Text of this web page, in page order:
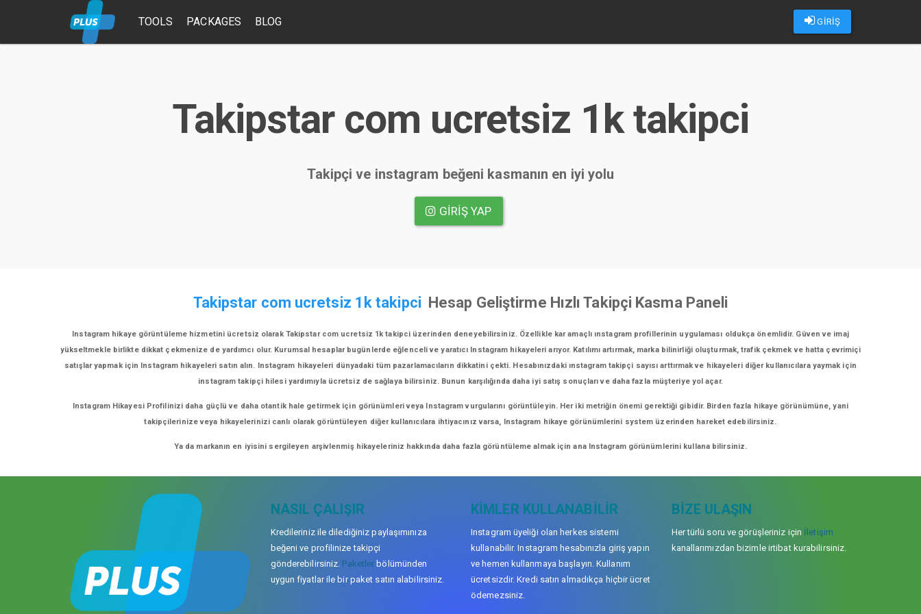
GİRİŞ
TOOLS PACKAGES BLOG
Takipstar com ucretsiz 1k takipci
Takipçi ve instagram beğeni kasmanın en iyi yolu
GIRIŞ YAP
Takipstar com ucretsiz 1k takipci Hesap Geliştirme Hızlı Takipçi Kasma Paneli
Instagram hikaye görüntüleme hizmetini ücretsiz olarak Takipstar com ucretsiz 1k takipci üzerinden deneyebilirsiniz. Özellikle kar amaçlı ınstagram profillerinin uygulaması oldukça önemlidir. Güven ve imaj
yükseltmekle birlikte dikkat çekmenize de yardımcı olur. Kurumsal hesaplar bugünlerde eğlenceli ve yaratıcı Instagram hikayeleri arıyor. Katılımı artırmak, marka bilinirliği oluşturmak, trafik çekmek ve hatta çevrimiçi
satışlar yapmak için Instagram hikayeleri satın alın. Instagram hikayeleri dünyadaki tüm pazarlamacıların dikkatini çekti. Hesabınızdaki ınstagram takipçi sayısı arttırmak ve hikayeleri diğer kullanıcılara yaymak için
instagram takipçi hilesi yardımıyla ücretsiz de sağlaya bilirsiniz. Bunun karşılığında daha iyi satış sonuçları ve daha fazla müşteriye yol açar.
Instagram Hikayesi Profilinizi daha güçlü ve daha otantik hale getirmek için görünümleri veya Instagram vurgularını görüntüleyin. Her iki metriğin önemi gerektiği gibidir. Birden fazla hikaye görünümüne, yani
takipçilerinize veya hikayelerinizi canlı olarak görüntüleyen diğer kullanıcılara ihtiyacınız varsa, Instagram hikaye görünümlerini system üzerinden hareket edebilirsiniz.
Ya da markanın en iyisini sergileyen arşivlenmiş hikayeleriniz hakkında daha fazla görüntüleme almak için ana Instagram görünümlerini kullana bilirsiniz.
NASIL ÇALIŞIR
Kredileriniz ile dilediğiniz paylaşımınıza
beğeni ve profilinize takipçi
gönderebilirsiniz. Paketler bölümünden
uygun fiyatlar ile bir paket satın alabilirsiniz.
KIMLER KULLANABILIR
Instagram üyeliği olan herkes sistemi
kullanabilir. Instagram hesabınızla giriş yapın
ve hemen kullanmaya başlayın. Kullanım
ücretsizdir. Kredi satın almadıkça hiçbir ücret
ödemezsiniz.
BIZE ULAŞIN
Her türlü soru ve görüşleriniz için İletişim
kanallarımızdan bizimle irtibat kurabilirsiniz.